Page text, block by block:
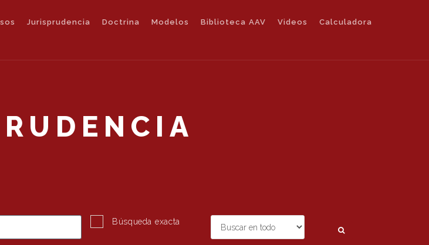
Jurisprudencia Doctrina Modelos Biblioteca AAV Videos Calculadora
Búsqueda exacta